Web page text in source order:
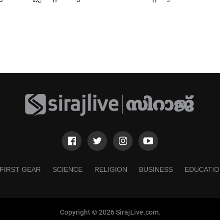
FIRST GEAR SCIENCE RELIGION BUSINESS
Copyright © 2026 SirajLive.com.